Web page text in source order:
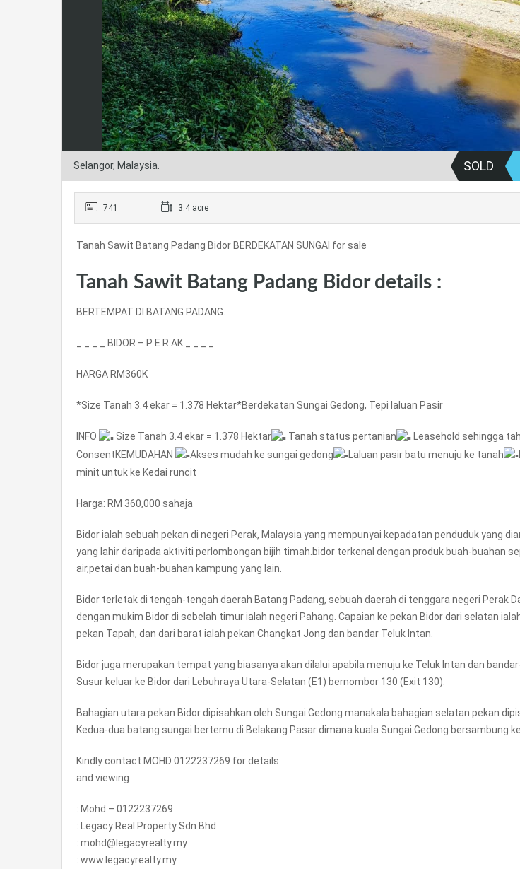
Selangor, Malaysia. SOLD
741 3.4 acre
Tanah Sawit Batang Padang Bidor BERDEKATAN SUNGAI for sale
Tanah Sawit Batang Padang Bidor details :
BERTEMPAT DI BATANG PADANG.
_ _ _ _ BIDOR – P E R AK _ _ _ _
HARGA RM360K
*Size Tanah 3.4 ekar = 1.378 Hektar*Berdekatan Sungai Gedong, Tepi laluan Pasir
INFO Size Tanah 3.4 ekar = 1.378 Hektar Tanah status pertanian Leasehold sehingga
ConsentKEMUDAHAN
Akses mudah ke sungai gedong Laluan pasir batu menuju ke tanah
minit untuk ke Kedai runcit
Harga: RM 360,000 sahaja
Bidor ialah sebuah pekan di negeri Perak, Malaysia yang mempunyai kepadatan penduduk yang
yang lahir daripada aktiviti perlombongan bijih timah.bidor terkenal dengan produk buah-buahan
air,petai dan buah-buahan kampung yang lain.
Bidor terletak di tengah-tengah daerah Batang Padang, sebuah daerah di tenggara negeri Perak
dengan mukim Bidor di sebelah timur ialah negeri Pahang. Capaian ke pekan Bidor dari selatan
pekan Tapah, dan dari barat ialah pekan Changkat Jong dan bandar Teluk Intan.
Bidor juga merupakan tempat yang biasanya akan dilalui apabila menuju ke Teluk Intan dan
Susur keluar ke Bidor dari Lebuhraya Utara-Selatan (E1) bernombor 130 (Exit 130).
Bahagian utara pekan Bidor dipisahkan oleh Sungai Gedong manakala bahagian selatan pekan
Kedua-dua batang sungai bertemu di Belakang Pasar dimana kuala Sungai Gedong bersambung
Kindly contact MOHD 0122237269 for details
and viewing
: Mohd – 0122237269
: Legacy Real Property Sdn Bhd
: mohd@legacyrealty.my
: www.legacyrealty.my